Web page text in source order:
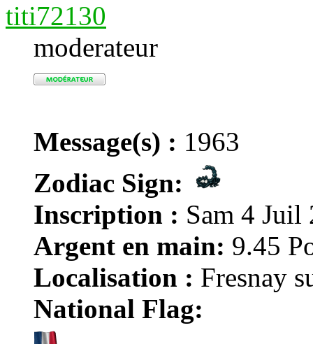
titi72130
moderateur
Message(s) : 1963
Zodiac Sign:
Inscription : Sam 4 Juil
Argent en main: 9.45
Localisation : Fresnay
National Flag: